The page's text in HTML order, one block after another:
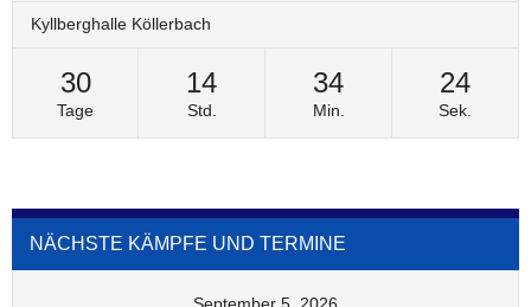
Kyllberghalle Köllerbach
30
Tage
14
Std.
34
Min.
24
Sek.
NÄCHSTE KÄMPFE UND TERMINE
September 5, 2026